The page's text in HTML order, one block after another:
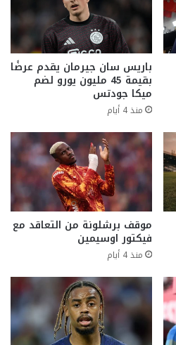
باريس سان جيرمان يقدم عرضًا
بقيمة 45 مليون يورو لضم
ميكا جودتس
منذ 4 أيام
موقف برشلونة من التعاقد مع
فيكتور اوسيمين
منذ 4 أيام